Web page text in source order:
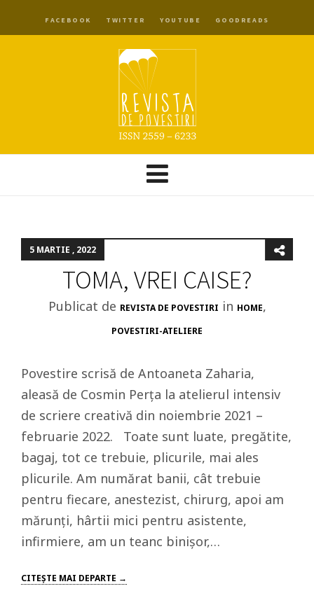
FACEBOOK TWITTER YOUTUBE GOODREADS
5 MARTIE , 2022
TOMA, VREI CAISE?
Publicat de REVISTA DE POVESTIRI in HOME,
POVESTIRI-ATELIERE
Povestire scrisă de Antoaneta Zaharia,
aleasă de Cosmin Perța la atelierul intensiv
de scriere creativă din noiembrie 2021 –
februarie 2022. Toate sunt luate, pregătite,
bagaj, tot ce trebuie, plicurile, mai ales
plicurile. Am numărat banii, cât trebuie
pentru fiecare, anestezist, chirurg, apoi am
mărunți, hârtii mici pentru asistente,
infirmiere, am un teanc binișor,…
CITEŞTE MAI DEPARTE →